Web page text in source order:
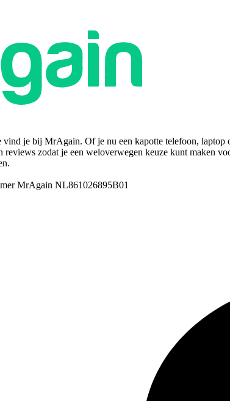
vind je bij MrAgain. Of je nu een kapotte telefoon,
zodat je een weloverwegen keuze kunt maken
MrAgain NL861026895B01